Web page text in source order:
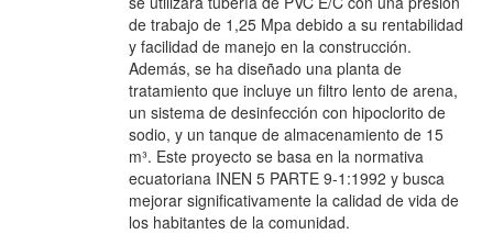
de trabajo de 1,25 Mpa debido a su rentabilidad
y facilidad de manejo en la construcción.
Además, se ha diseñado una planta de
tratamiento que incluye un filtro lento de arena,
un sistema de desinfección con hipoclorito de
sodio, y un tanque de almacenamiento de 15
m³. Este proyecto se basa en la normativa
ecuatoriana INEN 5 PARTE 9-1:1992 y busca
mejorar significativamente la calidad de vida de
los habitantes de la comunidad.